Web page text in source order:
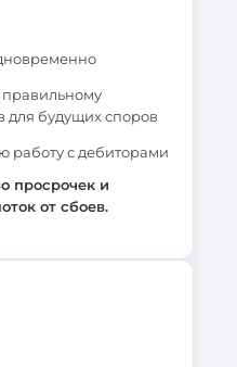
будущих споров
работу с дебиторами
просрочек и
от сбоев.